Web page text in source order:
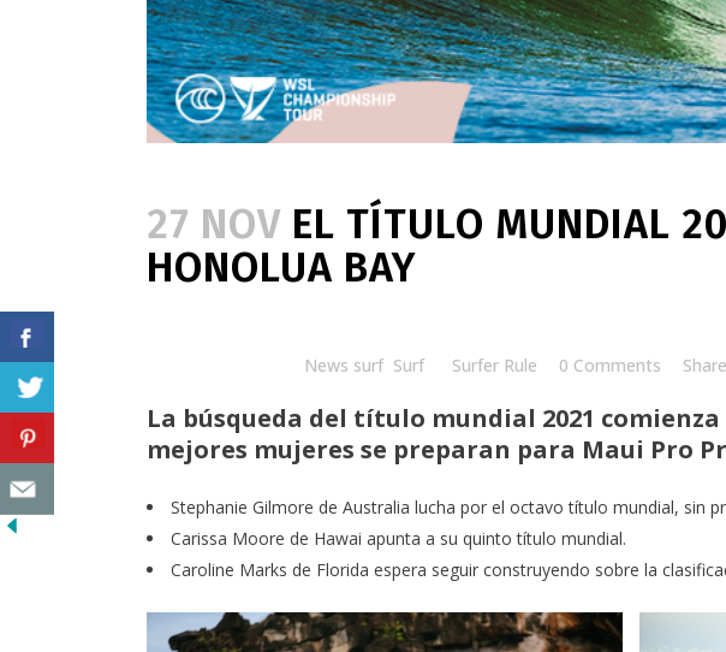
27 NOV EL TÍTULO MUNDIAL
HONOLUA BAY
News surf Surf Surfer Rule 0 Comments Share
La búsqueda del título mundial 2021
mejores mujeres se preparan para Maui Pro
Stephanie Gilmore de Australia lucha por el octavo título mundial, sin
Carissa Moore de Hawai apunta a su quinto título mundial.
Caroline Marks de Florida espera seguir construyendo sobre la